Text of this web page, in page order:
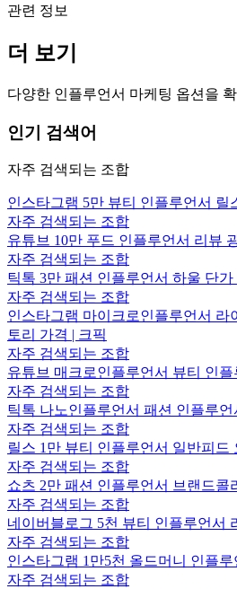
관련 정보
더 보기
다양한 인플루언서 마케팅 옵션을
인기 검색어
자주 검색되는 조합
인스타그램 5만 뷰티 인플루언서 릴
자주 검색되는 조합
유튜브 10만 푸드 인플루언서 리뷰
자주 검색되는 조합
틱톡 3만 패션 인플루언서 하울 단가
자주 검색되는 조합
인스타그램 마이크로인플루언서 라
토리 가격 | 크픽
자주 검색되는 조합
유튜브 매크로인플루언서 뷰티 인
자주 검색되는 조합
틱톡 나노인플루언서 패션 인플루언
자주 검색되는 조합
릴스 1만 뷰티 인플루언서 일반피드
자주 검색되는 조합
쇼츠 2만 패션 인플루언서 브랜드콜
자주 검색되는 조합
네이버블로그 5천 뷰티 인플루언서
자주 검색되는 조합
인스타그램 1만5천 올드머니 인플
자주 검색되는 조합